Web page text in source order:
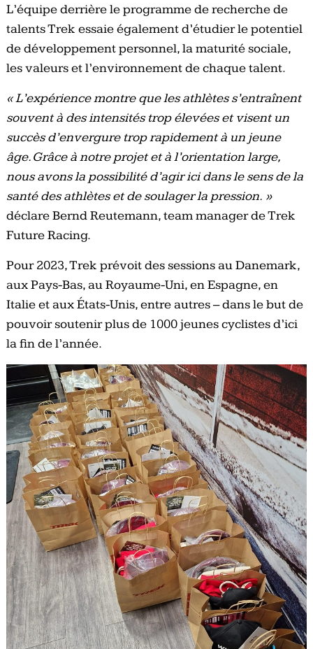
L’équipe derrière le programme de recherche de
talents Trek essaie également d’étudier le potentiel
de développement personnel, la maturité sociale,
les valeurs et l’environnement de chaque talent.
« L’expérience montre que les athlètes s’entraînent
souvent à des intensités trop élevées et visent un
succès d’envergure trop rapidement à un jeune
âge. Grâce à notre projet et à l’orientation large,
nous avons la possibilité d’agir ici dans le sens de la
santé des athlètes et de soulager la pression. »
déclare Bernd Reutemann, team manager de Trek
Future Racing.
Pour 2023, Trek prévoit des sessions au Danemark,
aux Pays-Bas, au Royaume-Uni, en Espagne, en
Italie et aux États-Unis, entre autres – dans le but de
pouvoir soutenir plus de 1000 jeunes cyclistes d’ici
la fin de l’année.